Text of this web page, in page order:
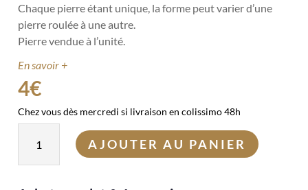
Chaque pierre étant unique, la forme peut varier d’une
pierre roulée à une autre.
Pierre vendue à l’unité.
En savoir +
4€
Chez vous dès mercredi si livraison en colissimo 48h
Grenat
AJOUTER AU PANIER